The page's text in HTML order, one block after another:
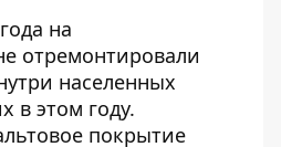
на
отремонтировали
населенных
в этом году.
покрытие